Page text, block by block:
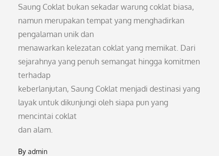
Saung Coklat bukan sekadar warung coklat biasa,
namun merupakan tempat yang menghadirkan
pengalaman unik dan
menawarkan kelezatan coklat yang memikat. Dari
sejarahnya yang penuh semangat hingga komitmen
terhadap
keberlanjutan, Saung Coklat menjadi destinasi yang
layak untuk dikunjungi oleh siapa pun yang
mencintai coklat
dan alam.
Byadmin